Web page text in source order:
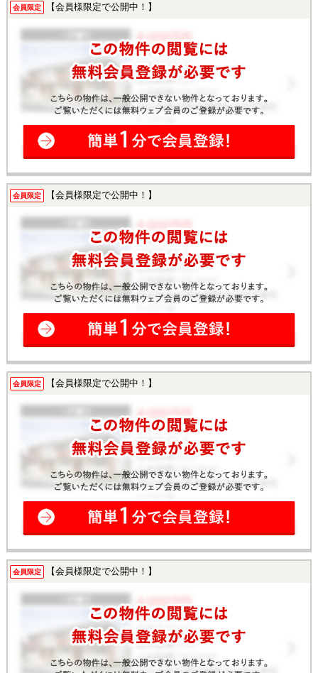
会員限定 【会員様限定で公開中！】
会員限定 【会員様限定で公開中！】
会員限定 【会員様限定で公開中！】
会員限定 【会員様限定で公開中！】